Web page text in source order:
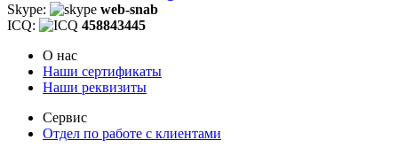
Skype:
web-snab
ICQ:
458843445
О нас
Наши сертификаты
Наши реквизиты
Сервис
Отдел по работе с клиентами